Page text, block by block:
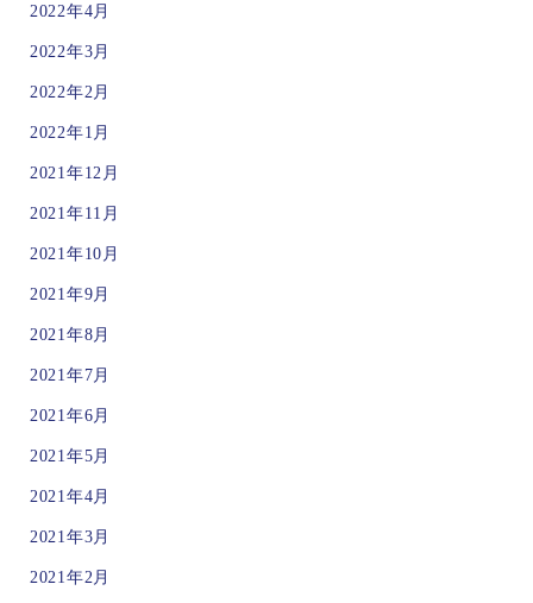
2022年4月
2022年3月
2022年2月
2022年1月
2021年12月
2021年11月
2021年10月
2021年9月
2021年8月
2021年7月
2021年6月
2021年5月
2021年4月
2021年3月
2021年2月